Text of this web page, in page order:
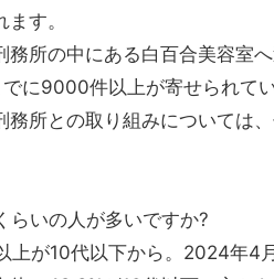
す。
務所の中にある白百合美容室
に9000件以上が寄せられてい
務所との取り組みについては
らいの人が多いですか?
上が10代以下から。2024年4